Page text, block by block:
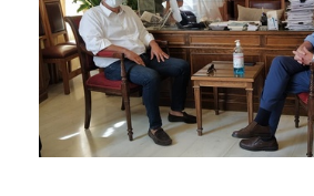
2011
2010
2006